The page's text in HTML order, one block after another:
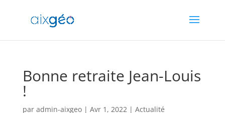
Bonne retraite Jean-Louis
!
par admin-aixgeo| Avr 1, 2022| Actualité